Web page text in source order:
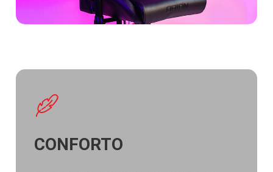
CONFORTO